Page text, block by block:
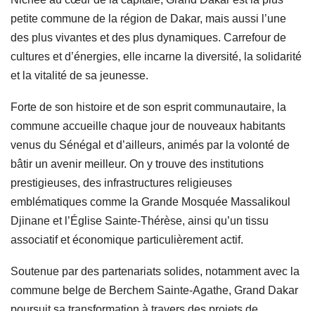
petite commune de la région de Dakar, mais aussi l’une
des plus vivantes et des plus dynamiques. Carrefour de
cultures et d’énergies, elle incarne la diversité, la solidarité
et la vitalité de sa jeunesse.
Forte de son histoire et de son esprit communautaire, la
commune accueille chaque jour de nouveaux habitants
venus du Sénégal et d’ailleurs, animés par la volonté de
bâtir un avenir meilleur. On y trouve des institutions
prestigieuses, des infrastructures religieuses
emblématiques comme la Grande Mosquée Massalikoul
Djinane et l’Église Sainte-Thérèse, ainsi qu’un tissu
associatif et économique particulièrement actif.
Soutenue par des partenariats solides, notamment avec la
commune belge de Berchem Sainte-Agathe, Grand Dakar